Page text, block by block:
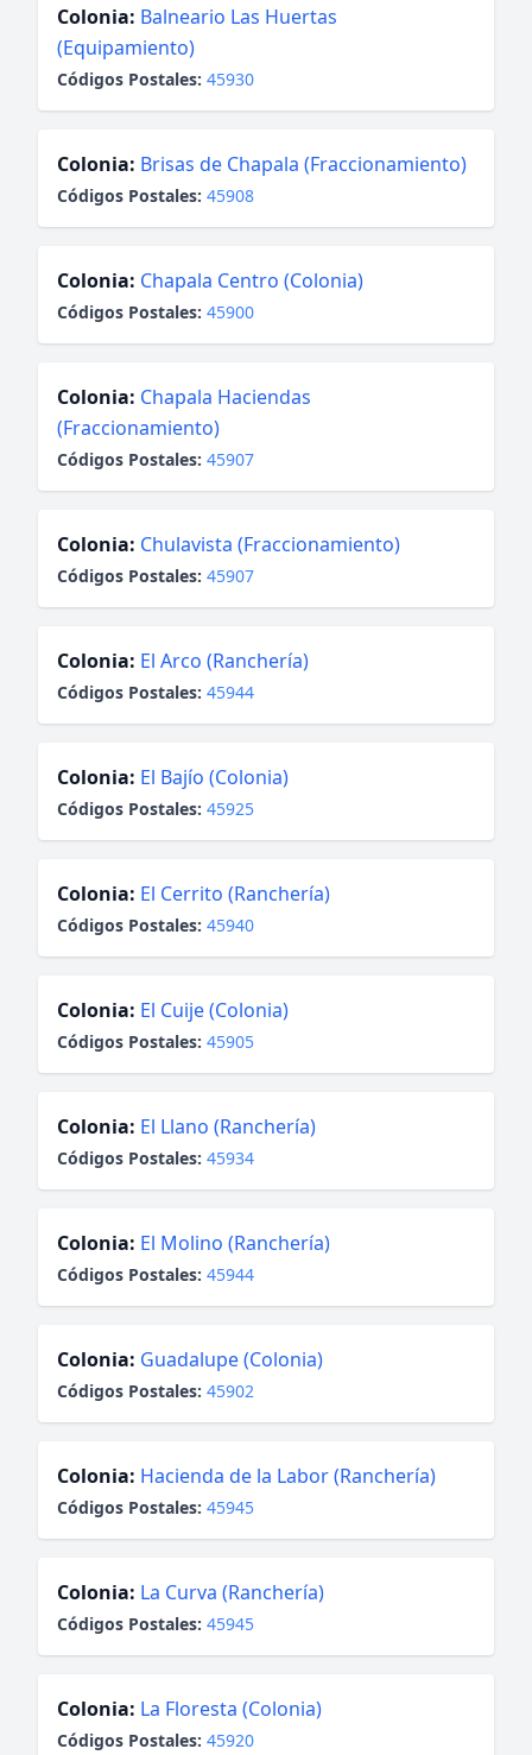
Colonia: Balneario Las Huertas
(Equipamiento)
Códigos Postales: 45930
Colonia: Brisas de Chapala (Fraccionamiento)
Códigos Postales: 45908
Colonia: Chapala Centro (Colonia)
Códigos Postales: 45900
Colonia: Chapala Haciendas
(Fraccionamiento)
Códigos Postales: 45907
Colonia: Chulavista (Fraccionamiento)
Códigos Postales: 45907
Colonia: El Arco (Ranchería)
Códigos Postales: 45944
Colonia: El Bajío (Colonia)
Códigos Postales: 45925
Colonia: El Cerrito (Ranchería)
Códigos Postales: 45940
Colonia: El Cuije (Colonia)
Códigos Postales: 45905
Colonia: El Llano (Ranchería)
Códigos Postales: 45934
Colonia: El Molino (Ranchería)
Códigos Postales: 45944
Colonia: Guadalupe (Colonia)
Códigos Postales: 45902
Colonia: Hacienda de la Labor (Ranchería)
Códigos Postales: 45945
Colonia: La Curva (Ranchería)
Códigos Postales: 45945
Colonia: La Floresta (Colonia)
Códigos Postales: 45920